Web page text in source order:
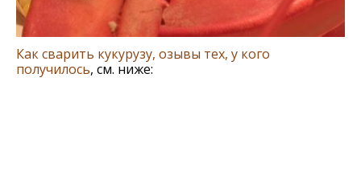
Как сварить кукурузу, озывы тех, у кого
получилось, см. ниже: